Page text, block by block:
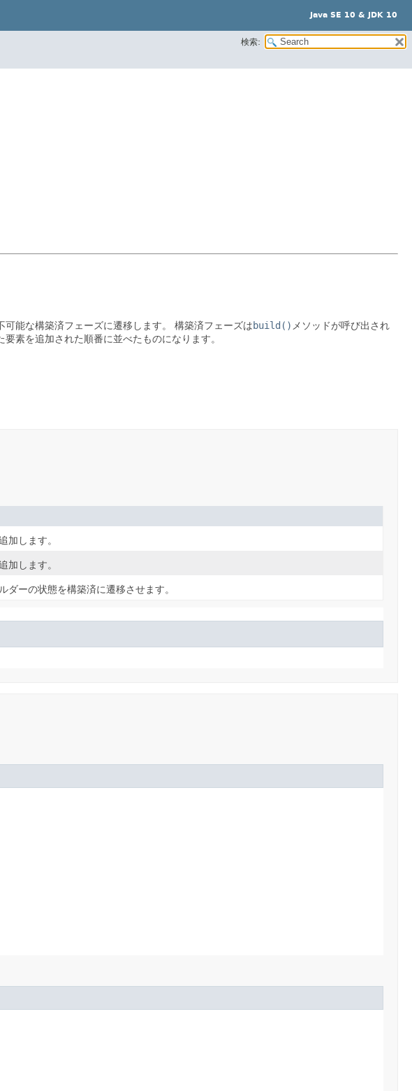
Java SE 10 & JDK 10
検索:
能な構築済フェーズに遷移します。 構築済フェーズはbuild() メソッドが呼び出され
素を追加された順番に並べたものになります。
加します。
加します。
ダーの状態を構築済に遷移させます。